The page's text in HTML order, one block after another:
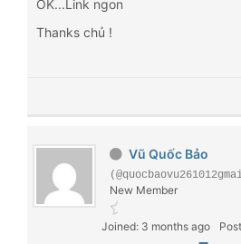
OK...Link ngon
Thanks chủ !
Vũ Quốc Bảo
New Member
Joined: 3 months ago